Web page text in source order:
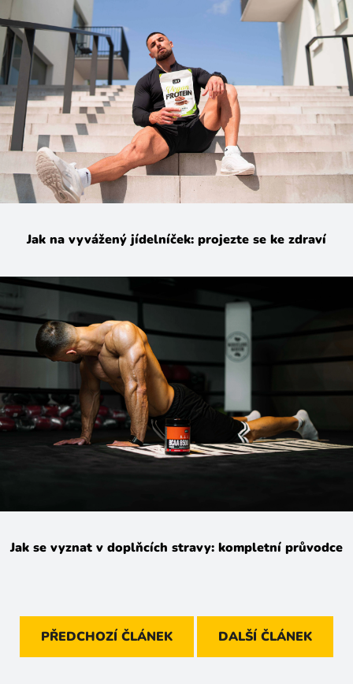
Jak na vyvážený jídelníček: projezte se ke zdraví
Jak se vyznat v doplňcích stravy: kompletní průvodce
PŘEDCHOZÍ ČLÁNEK DALŠÍ ČLÁNEK